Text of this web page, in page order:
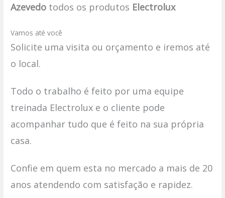
Azevedo todos os produtos Electrolux
Vamos até você
Solicite uma visita ou orçamento e iremos até
o local.
Todo o trabalho é feito por uma equipe
treinada Electrolux e o cliente pode
acompanhar tudo que é feito na sua própria
casa.
Confie em quem esta no mercado a mais de 20
anos atendendo com satisfação e rapidez.